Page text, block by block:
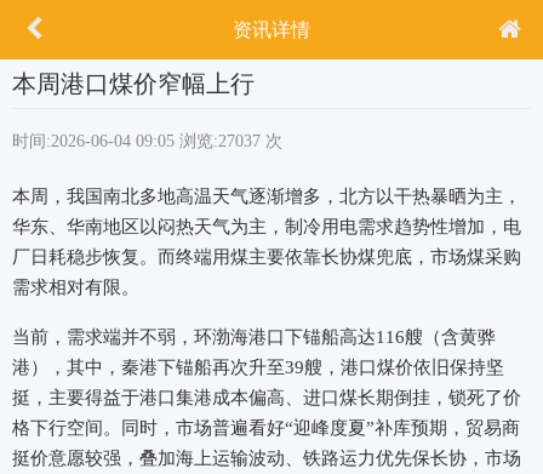
资讯详情
本周港口煤价窄幅上行
时间:2026-06-04 09:05 浏览:27037 次
本周，我国南北多地高温天气逐渐增多，北方以干热暴晒为主，
华东、华南地区以闷热天气为主，制冷用电需求趋势性增加，电
厂日耗稳步恢复。而终端用煤主要依靠长协煤兜底，市场煤采购
需求相对有限。
当前，需求端并不弱，环渤海港口下锚船高达116艘（含黄骅
港），其中，秦港下锚船再次升至39艘，港口煤价依旧保持坚
挺，主要得益于港口集港成本偏高、进口煤长期倒挂，锁死了价
格下行空间。同时，市场普遍看好“迎峰度夏”补库预期，贸易商
挺价意愿较强，叠加海上运输波动、铁路运力优先保长协，市场